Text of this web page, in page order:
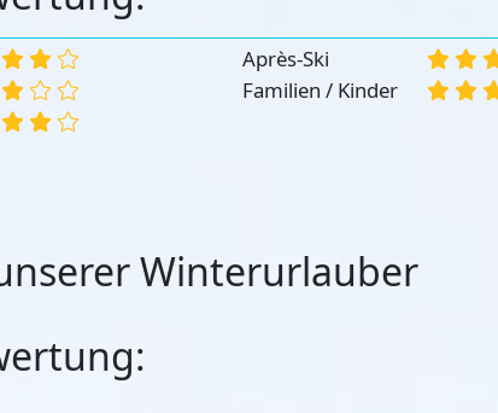
Après-Ski
Familien / Kinder
Winterurlauber